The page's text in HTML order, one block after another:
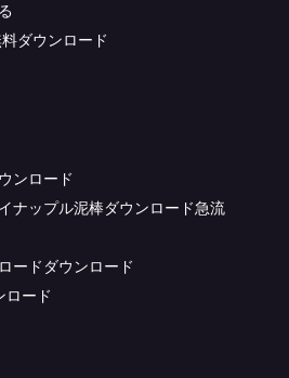
ダウンロード
ンロード
ナップル泥棒ダウンロード急流
ードダウンロード
ロード